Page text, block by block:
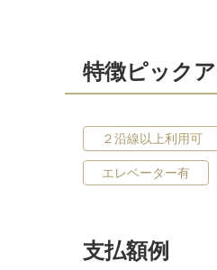
特徴ピック
２沿線以上利用可
エレベーター有
支払額例